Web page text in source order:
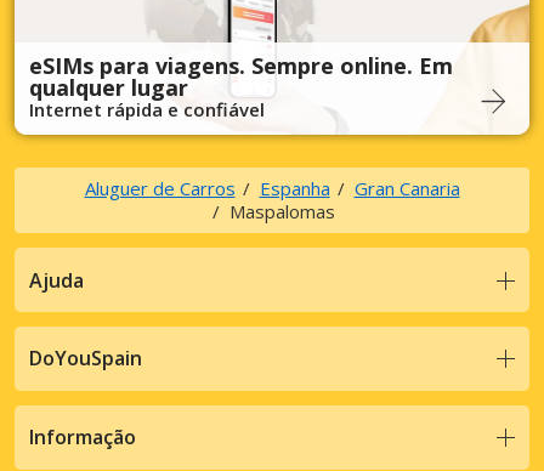
eSIMs para viagens. Sempre online. Em
qualquer lugar
Internet rápida e confiável
Aluguer de Carros Espanha
Gran Canaria
Maspalomas
Ajuda
DoYouSpain
Informação